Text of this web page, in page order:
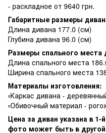
- раскладное от 9640 грн.
Габаритные размеры
Длина дивана 177.0 (см)
Глубина дивана 96.0 (см)
Размеры спального места
Длина спального места
Ширина спального места
Материалы изготовления:
▫️Каркас дивана -
▫️Обивочный материал -
Цена за диван указана в 1-
фото может быть в